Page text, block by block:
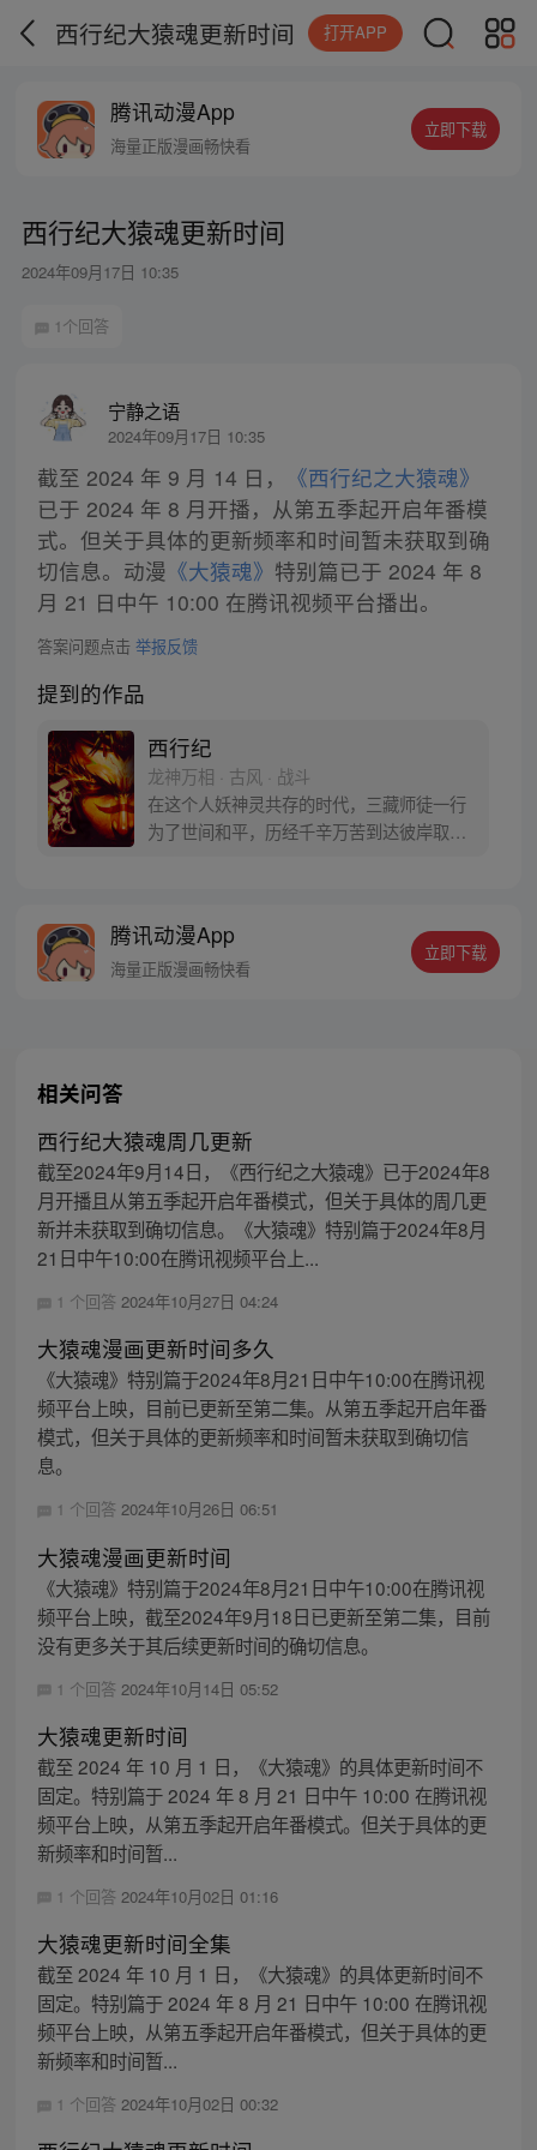
西行纪大猿魂更新时间 打开APP
腾讯动漫App
海量正版漫画畅快看
立即下载
西行纪大猿魂更新时间
2024年09月17日 10:35
1个回答
宁静之语
2024年09月17日 10:35
截至 2024 年 9 月 14 日，
《西行纪之大猿魂》
已于 2024 年 8 月开播，从第五季起开启年番模
式。但关于具体的更新频率和时间暂未获取到确
切信息。动漫 《大猿魂》 特别篇已于 2024 年 8
月 21 日中午 10:00 在腾讯视频平台播出。
答案问题点击 举报反馈
提到的作品
西行纪
龙神万相 · 古风 · 战斗
在这个人妖神灵共存的时代，三藏师徒一行
为了世间和平，历经千辛万苦到达彼岸取
辞万难，找到唐三藏大法师，和他一起重新
寻回徒弟们，组成全新“西行小队”，再度踏
腾讯动漫App
海量正版漫画畅快看
立即下载
相关问答
西行纪大猿魂周几更新
截至2024年9月14日，《西行纪之大猿魂》已于2024年8
月开播且从第五季起开启年番模式，但关于具体的周几更
新并未获取到确切信息。《大猿魂》特别篇于2024年8月
21日中午10:00在腾讯视频平台上...
1 个回答 2024年10月27日 04:24
大猿魂漫画更新时间多久
《大猿魂》特别篇于2024年8月21日中午10:00在腾讯视
频平台上映，目前已更新至第二集。从第五季起开启年番
模式，但关于具体的更新频率和时间暂未获取到确切信
息。
1 个回答 2024年10月26日 06:51
大猿魂漫画更新时间
《大猿魂》特别篇于2024年8月21日中午10:00在腾讯视
频平台上映，截至2024年9月18日已更新至第二集，目前
没有更多关于其后续更新时间的确切信息。
1 个回答 2024年10月14日 05:52
大猿魂更新时间
截至 2024 年 10 月 1 日，《大猿魂》的具体更新时间不
固定。特别篇于 2024 年 8 月 21 日中午 10:00 在腾讯视
频平台上映，从第五季起开启年番模式。但关于具体的更
新频率和时间暂...
1 个回答 2024年10月02日 01:16
大猿魂更新时间全集
截至 2024 年 10 月 1 日，《大猿魂》的具体更新时间不
固定。特别篇于 2024 年 8 月 21 日中午 10:00 在腾讯视
频平台上映，从第五季起开启年番模式，但关于具体的更
新频率和时间暂...
1 个回答 2024年10月02日 00:32